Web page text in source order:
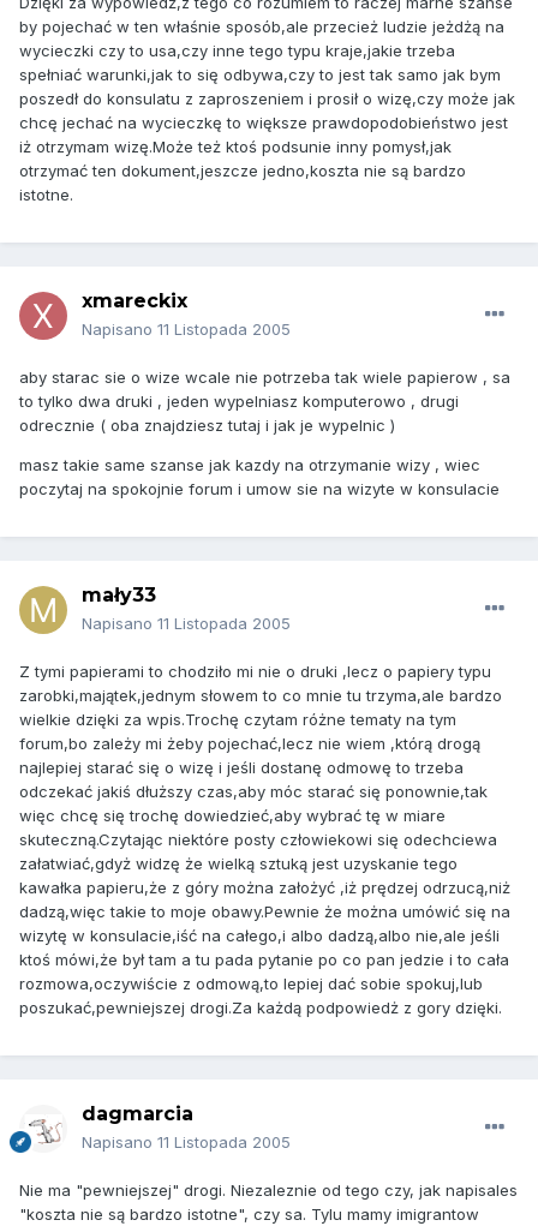
by pojechać w ten właśnie sposób,ale przecież ludzie jeżdżą na
wycieczki czy to usa,czy inne tego typu kraje,jakie trzeba
spełniać warunki,jak to się odbywa,czy to jest tak samo jak bym
poszedł do konsulatu z zaproszeniem i prosił o wizę,czy może jak
chcę jechać na wycieczkę to większe prawdopodobieństwo jest
iż otrzymam wizę.Może też ktoś podsunie inny pomysł,jak
otrzymać ten dokument,jeszcze jedno,koszta nie są bardzo
istotne.
xmareckix
Napisano 11 Listopada 2005
aby starac sie o wize wcale nie potrzeba tak wiele papierow , sa
to tylko dwa druki , jeden wypelniasz komputerowo , drugi
odrecznie ( oba znajdziesz tutaj i jak je wypelnic )
masz takie same szanse jak kazdy na otrzymanie wizy , wiec
poczytaj na spokojnie forum i umow sie na wizyte w konsulacie
mały33
Napisano 11 Listopada 2005
Z tymi papierami to chodziło mi nie o druki ,lecz o papiery typu
zarobki,majątek,jednym słowem to co mnie tu trzyma,ale bardzo
wielkie dzięki za wpis.Trochę czytam różne tematy na tym
forum,bo zależy mi żeby pojechać,lecz nie wiem ,którą drogą
najlepiej starać się o wizę i jeśli dostanę odmowę to trzeba
odczekać jakiś dłuższy czas,aby móc starać się ponownie,tak
więc chcę się trochę dowiedzieć,aby wybrać tę w miare
skuteczną.Czytając niektóre posty człowiekowi się odechciewa
załatwiać,gdyż widzę że wielką sztuką jest uzyskanie tego
kawałka papieru,że z góry można założyć ,iż prędzej odrzucą,niż
dadzą,więc takie to moje obawy.Pewnie że można umówić się na
wizytę w konsulacie,iść na całego,i albo dadzą,albo nie,ale jeśli
ktoś mówi,że był tam a tu pada pytanie po co pan jedzie i to cała
rozmowa,oczywiście z odmową,to lepiej dać sobie spokuj,lub
poszukać,pewniejszej drogi.Za każdą podpowiedż z gory dzięki.
dagmarcia
Napisano 11 Listopada 2005
Nie ma "pewniejszej" drogi. Niezaleznie od tego czy, jak napisales
"koszta nie są bardzo istotne", czy sa. Tylu mamy imigrantow